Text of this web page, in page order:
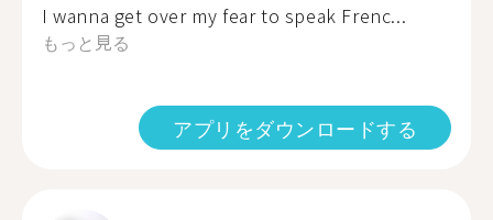
I wanna get over my fear to speak Frenc...
もっと見る
アプリをダウンロードする